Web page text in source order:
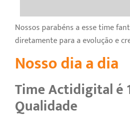
Nossos parabéns a esse time
diretamente para a evolução e
Nosso dia a dia
Time Actidigital é
Qualidade